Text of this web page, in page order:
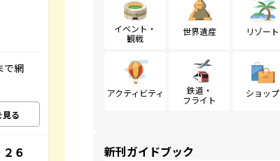
で網
見る
６
イベント・
観戦
世界遺産 リゾート
アクティビティ
鉄道・
フライト
ショップ
新刊ガイドブック